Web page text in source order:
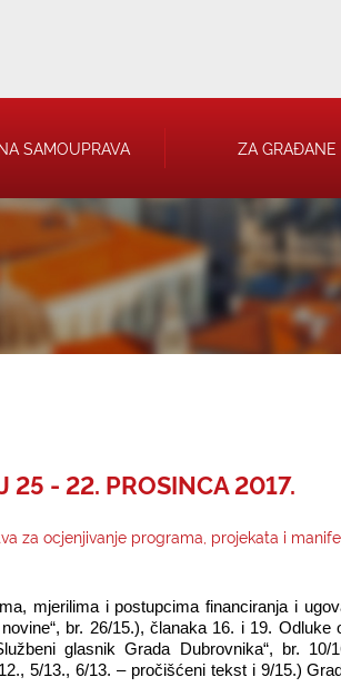
RJEŠENJA
I TRGOVAČKA
SAMOUPRAVA ZA GRAĐANE
25 - 22. PROSINCA 2017.
za ocjenjivanje programa, projekata i
mjerilima i postupcima financiranja i
br. 26/15.), članaka 16. i 19.
glasnik Grada Dubrovnika“, br.
5/13., 6/13. – pročišćeni tekst i 9/15.)